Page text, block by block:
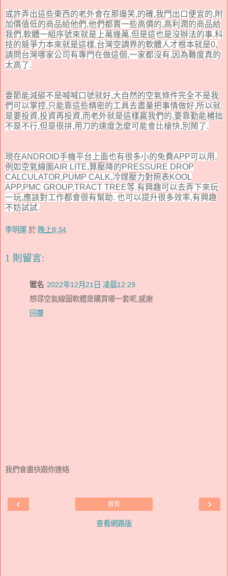
或許弄出這些東西的老外會在那邊笑,的確,我門出口便宜的,附
加價值低的商品給他們,他們都賣一些高價的,高利潤的商品給
我們,軟體一組序號來就是上萬幾萬,但是這也是沒辦法的事,科
技的競爭力本來就是這樣,台灣空調界的軟體人才根本就是0,
請問台灣哪家公司有專門在做這個,一家都沒有,因為難度真的
太高了.
要節能減碳不是喊喊口號就好,大自然的空氣條件完全不是我
們可以掌控,只能靠這些精密的工具去盡量把事情做好,所以就
是要投資,投資再投資,而老外就是這樣贏我們的,要靠勤能補拙
不是不行,但是很拼,用刀的速度怎麼可能會比槍快,別鬧了.
現在ANDROID手機平台上面也有很多小的免費APP可以用,
例如空氣線圖AIR LITE,算壓降的PRESSURE DROP
CALCULATOR,PUMP CALK,冷媒壓力對照表KOOL
APP,PMC GROUP,TRACT TREE等.有興趣可以去弄下來玩
一玩,應該對工作都會很有幫助. 也可以提升很多效率,有興趣
不妨試試.
李明運 於 晚上8:34
1 則留言:
匿名 2022年12月21日 凌晨12:29
想尋空氣線圖軟體是購買哪一套呢,感謝
回覆
我們會盡快跟你連絡
‹ ›
首頁
查看網路版